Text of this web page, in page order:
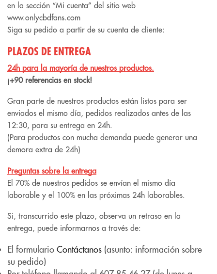
en la sección “Mi cuenta” del sitio web
www.onlycbdfans.com
Siga su pedido a partir de su cuenta de cliente:
PLAZOS DE ENTREGA
24h para la mayoría de nuestros productos.
¡+90 referencias en stock!
Gran parte de nuestros productos están listos para ser
enviados el mismo día, pedidos realizados antes de las
12:30, para su entrega en 24h.
(Para productos con mucha demanda puede generar una
demora extra de 24h)
Preguntas sobre la entrega
El 70% de nuestros pedidos se envían el mismo día
laborable y el 100% en las próximas 24h laborables.
Si, transcurrido este plazo, observa un retraso en la
entrega, puede informarnos a través de:
El formulario Contáctanos (asunto: información sobre
su pedido)